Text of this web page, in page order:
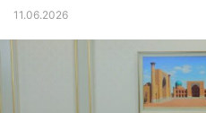
11.06.2026